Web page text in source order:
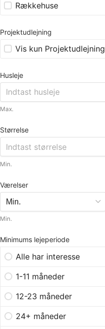
Rækkehuse
Projektudlejning
Vis kun Projektudlejning
Husleje
Max.
Størrelse
Min.
Værelser
Min.
Minimums lejeperiode
Alle har interesse
1-11 måneder
12-23 måneder
24+ måneder